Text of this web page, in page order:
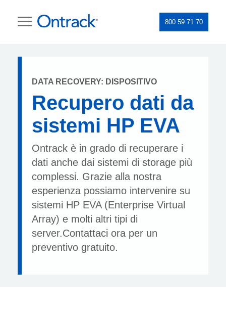
800 59 71 70
DATA RECOVERY: DISPOSITIVO
Recupero dati da
sistemi HP EVA
Ontrack è in grado di recuperare i
dati anche dai sistemi di storage più
complessi. Grazie alla nostra
esperienza possiamo intervenire su
sistemi HP EVA (Enterprise Virtual
Array) e molti altri tipi di
server.Contattaci ora per un
preventivo gratuito.